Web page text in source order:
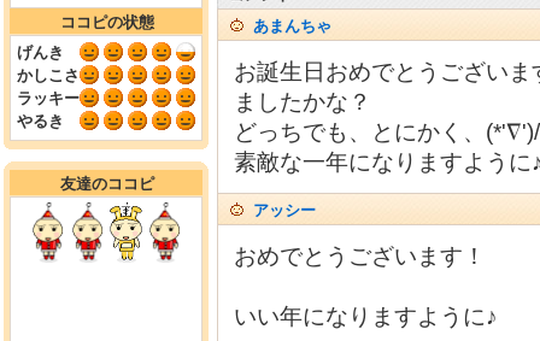
ココピの状態
げんき
かしこさ
ラッキー
やるき
友達のココピ
あまんちゃ
お誕生日おめでとうございま
ましたかな？
どっちでも、とにかく、
素敵な一年になりますように
アッシー
おめでとうございます！
いい年になりますように♪